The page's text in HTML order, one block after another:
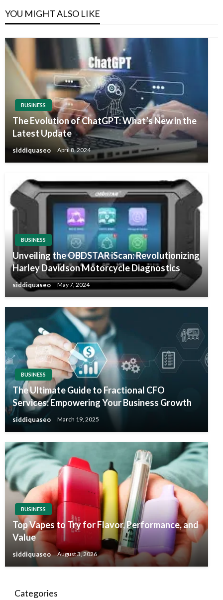
YOU MIGHT ALSO LIKE
BUSINESS
The Evolution of ChatGPT: What’s New in the
Latest Update
siddiquaseo April 8, 2024
BUSINESS
Unveiling the OBDSTAR iScan: Revolutionizing
Harley Davidson Motorcycle Diagnostics
siddiquaseo May 7, 2024
BUSINESS
The Ultimate Guide to Fractional CFO
Services: Empowering Your Business Growth
siddiquaseo March 19, 2025
BUSINESS
Top Vapes to Try for Flavor, Performance, and
Value
siddiquaseo August 3, 2026
Categories